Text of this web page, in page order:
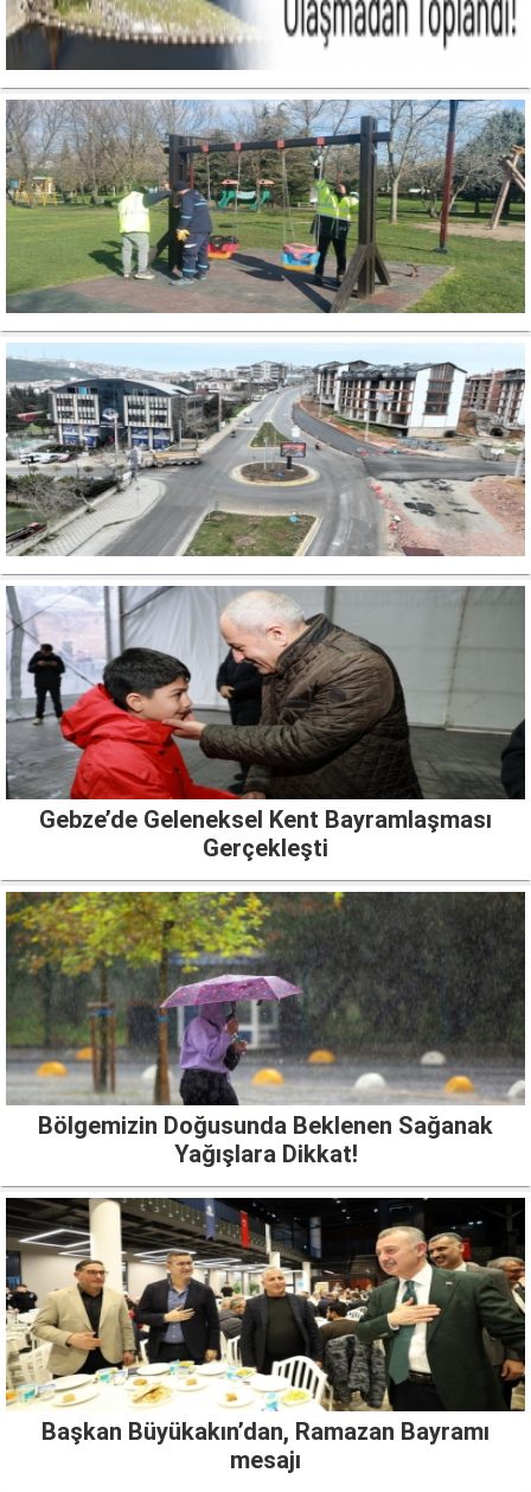
Gebze’de Geleneksel Kent Bayramlaşması
Gerçekleşti
Bölgemizin Doğusunda Beklenen Sağanak
Yağışlara Dikkat!
Başkan Büyükakın’dan, Ramazan Bayramı
mesajı